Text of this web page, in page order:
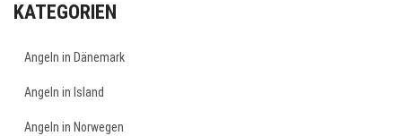
KATEGORIEN
Angeln in Dänemark
Angeln in Island
Angeln in Norwegen